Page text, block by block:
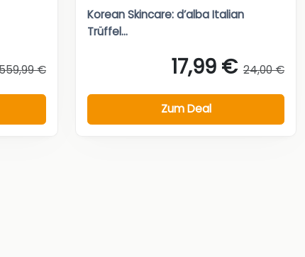
€
Korean Skincare: d’alba Italian
Trüffel...
17,99 € 24,00 €
Zum Deal